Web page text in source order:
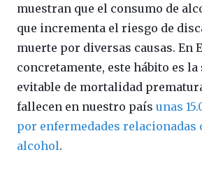
muestran que el consumo de
que incrementa el riesgo de
muerte por diversas causas. En
concretamente, este hábito es la
evitable de mortalidad
fallecen en nuestro país unas
por enfermedades relacionadas
alcohol.